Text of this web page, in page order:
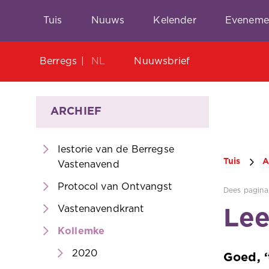
Tuis Nuuws Kelender
Berregs NL Nuuwsbrief
ARCHIEF
Iestorie van de Berregse
Vastenavend
Protocol van Ontvangst
Vastenavendkrant
Kollemke
2020
Tuis
Dees
Goed,